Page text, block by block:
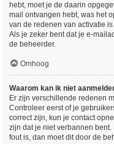
hebt, moet je de daarin
mail ontvangen hebt, was het
van de redenen van activatie
Als je zeker bent dat je e-
de beheerder.
Omhoog
Waarom kan ik niet
Er zijn verschillende redenen
Controleer eerst of je
correct zijn, kun je contact
zijn dat je niet verbannen
fout is, dan moet dit door de